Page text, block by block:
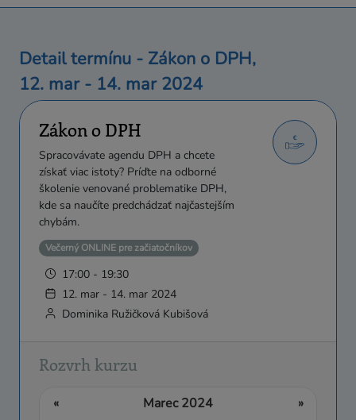
Detail termínu - Zákon o DPH,
12. mar - 14. mar 2024
Zákon o DPH
Spracovávate agendu DPH a chcete
získať viac istoty? Príďte na odborné
školenie venované problematike DPH,
kde sa naučíte predchádzať najčastejším
chybám.
Večerný ONLINE pre začiatočníkov
17:00 - 19:30
12. mar - 14. mar 2024
Dominika Ružičková Kubišová
Rozvrh kurzu
« Marec 2024 »